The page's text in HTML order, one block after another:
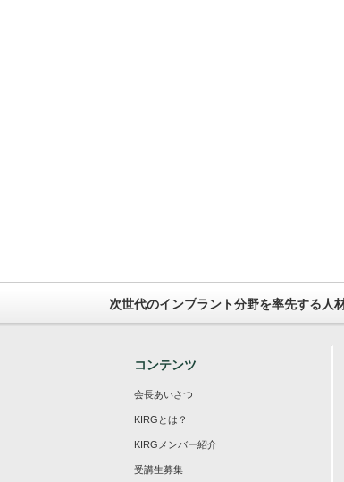
次世代のインプラント分野を率先する人
コンテンツ
会長あいさつ
KIRGとは？
KIRGメンバー紹介
受講生募集